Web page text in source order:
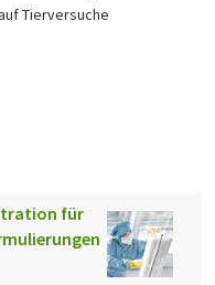
Tierversuche
für